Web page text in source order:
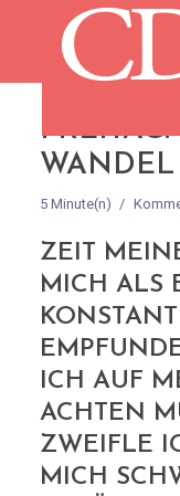
5 Minute(n)
ZEIT
MICH ALS
CH AUF
CHTEN
WEIFLE
ICH